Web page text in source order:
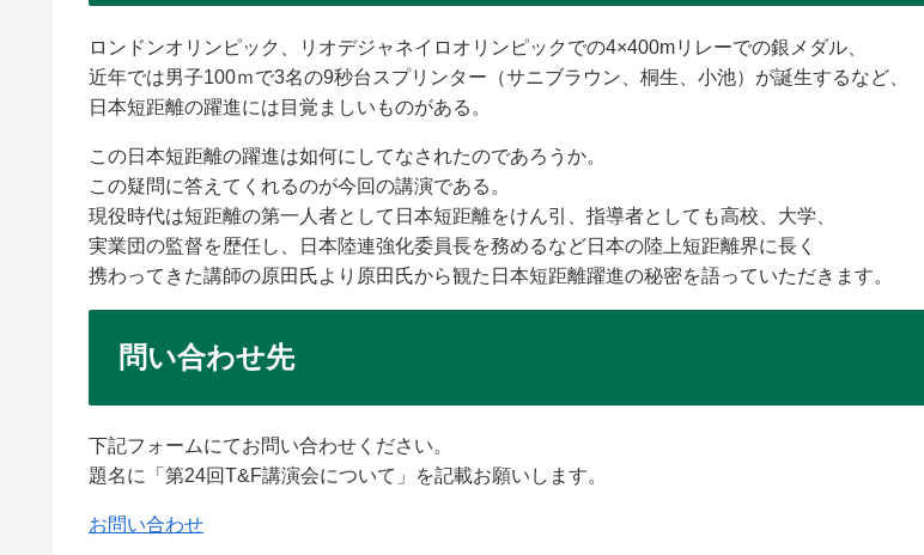
ロンドンオリンピック、リオデジャネイロオリンピックでの4×400mリレーでの銀メダル、
近年では男子100ｍで3名の9秒台スプリンター（サニブラウン、桐生、小池）が誕生するなど、
日本短距離の躍進には目覚ましいものがある。
この日本短距離の躍進は如何にしてなされたのであろうか。
この疑問に答えてくれるのが今回の講演である。
現役時代は短距離の第一人者として日本短距離をけん引、指導者としても高校、大学、
実業団の監督を歴任し、日本陸連強化委員長を務めるなど日本の陸上短距離界に長く
携わってきた講師の原田氏より原田氏から観た日本短距離躍進の秘密を語っていただきます。
問い合わせ先
下記フォームにてお問い合わせください。
題名に「第24回T&F講演会について」を記載お願いします。
お問い合わせ